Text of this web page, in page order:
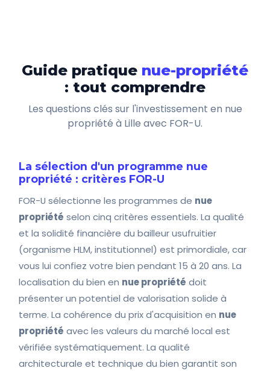
Guide pratique nue-propriété
: tout comprendre
Les questions clés sur l'investissement en nue
propriété à Lille avec FOR-U.
La sélection d'un programme nue
propriété : critères FOR-U
FOR-U sélectionne les programmes de nue
propriété selon cinq critères essentiels. La qualité
et la solidité financière du bailleur usufruitier
(organisme HLM, institutionnel) est primordiale, car
vous lui confiez votre bien pendant 15 à 20 ans. La
localisation du bien en nue propriété doit
présenter un potentiel de valorisation solide à
terme. La cohérence du prix d'acquisition en nue
propriété avec les valeurs du marché local est
vérifiée systématiquement. La qualité
architecturale et technique du bien garantit son